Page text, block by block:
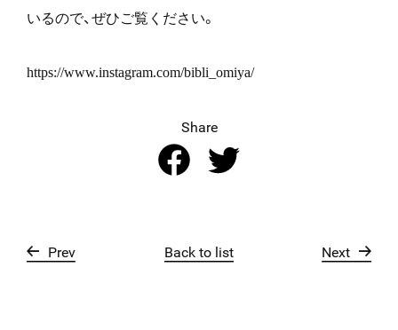
いるので、ぜひご覧ください。
https://www.instagram.com/bibli_omiya/
Share
Prev Back to list Next